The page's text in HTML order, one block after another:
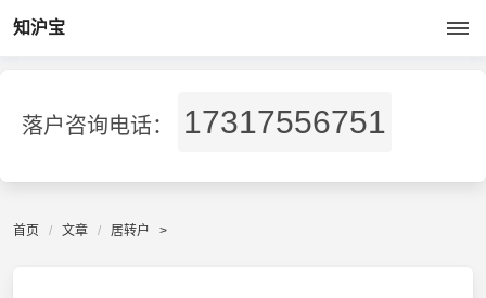
知沪宝
落户咨询电话： 17317556751
首页 文章 居转户 >